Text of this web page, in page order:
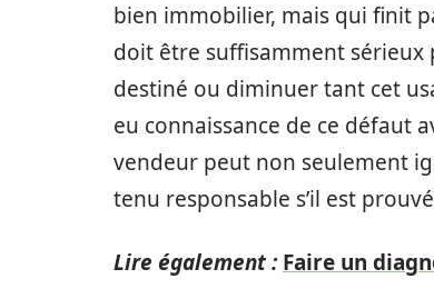
bien immobilier, mais qui finit
doit être suffisamment sérieux
destiné ou diminuer tant cet
eu connaissance de ce défaut
vendeur peut non seulement
tenu responsable s’il est
Lire également : Faire un